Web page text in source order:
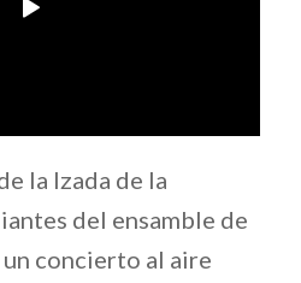
la Izada de la
del ensamble de
concierto al aire